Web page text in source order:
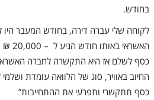
בחודש.
לקוחה שלי עברה דירה, בחודש המעבר היו
כסף לשלם אז היא התקשרה לחברה
החיוב באוויר, סוג של הלוואה עומדת
כסף תתקשרי ותפרעי את ההתחייבות”